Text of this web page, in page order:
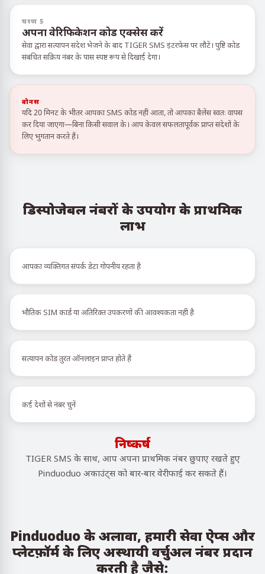
चरण 5
अपना वेरिफिकेशन कोड एक्सेस करें
सेवा द्वारा सत्यापन संदेश भेजने के बाद TIGER SMS इंटरफ़ेस पर लौटें। पुष्टि कोड
संबंधित सक्रिय नंबर के पास स्पष्ट रूप से दिखाई देगा।
बोनस
यदि 20 मिनट के भीतर आपका SMS कोड नहीं आता, तो आपका बैलेंस स्वतः वापस
कर दिया जाएगा—बिना किसी सवाल के। आप केवल सफलतापूर्वक प्राप्त संदेशों के
लिए भुगतान करते हैं।
डिस्पोजेबल नंबरों के उपयोग के प्राथमिक
लाभ
आपका व्यक्तिगत संपर्क डेटा गोपनीय रहता है
भौतिक SIM कार्ड या अतिरिक्त उपकरणों की आवश्यकता नहीं है
सत्यापन कोड तुरंत ऑनलाइन प्राप्त होते हैं
कई देशों से नंबर चुनें
निष्कर्ष
TIGER SMS के साथ, आप अपना प्राथमिक नंबर छुपाए रखते हुए
Pinduoduo अकाउंट्स को बार-बार वेरीफाई कर सकते हैं।
Pinduoduo के अलावा, हमारी सेवा ऐप्स और
प्लेटफ़ॉर्म के लिए अस्थायी वर्चुअल नंबर प्रदान
करती है जैसे: